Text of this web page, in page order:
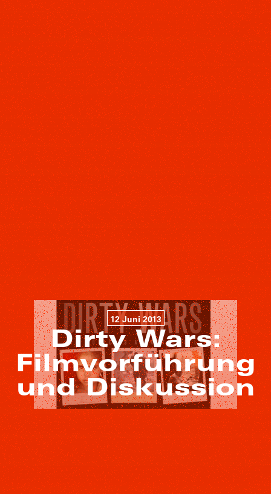
12 Juni 2013
Dirty Wars:
Filmvorführung
und Diskussion